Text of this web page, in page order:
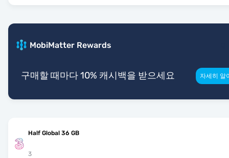
MobiMatter Rewards
구매할 때마다 10% 캐시백을 받으세요 자세히 알
Half Global 36 GB
3